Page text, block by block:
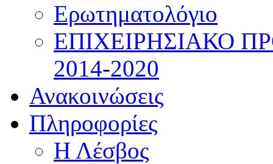
Ερωτηματολόγιο
ΕΠΙΧΕΙΡΗΣΙΑΚΟ
2014-2020
Ανακοινώσεις
Πληροφορίες
Η Λέσβος